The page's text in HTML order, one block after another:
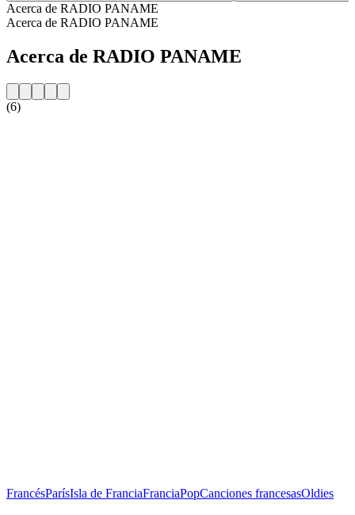
Acerca de RADIO PANAME
Acerca de RADIO PANAME
Acerca de RADIO PANAME
(6)
FrancésParísIsla de FranciaFranciaPopCanciones francesasOldies